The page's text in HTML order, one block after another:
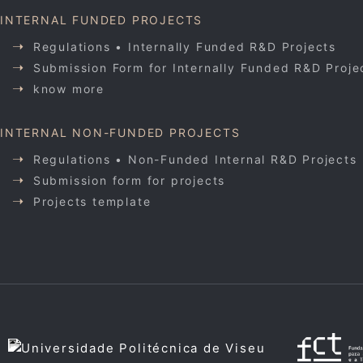
INTERNAL FUNDED PROJECTS
Regulations • Internally Funded R&D Projects
Submission Form for Internally Funded R&D
know more
INTERNAL NON-FUNDED PROJECTS
Regulations • Non-Funded Internal R&D Projects
Submission form for projects
Projects template